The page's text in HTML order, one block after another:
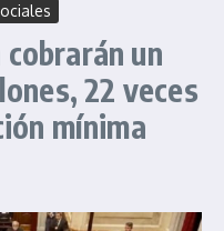
cobrarán un
22 veces
mínima